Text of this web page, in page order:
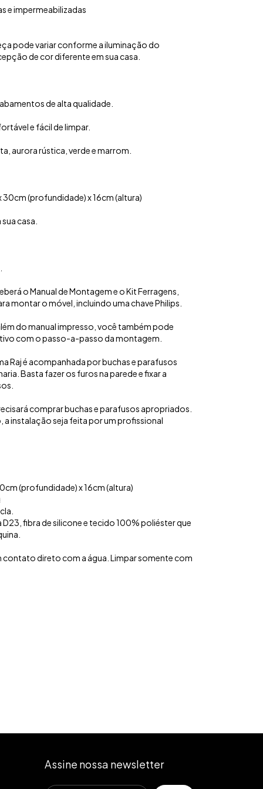
e impermeabilizadas
pode variar conforme a iluminação do
de cor diferente em sua casa.
de alta qualidade.
e fácil de limpar.
aurora rústica, verde e marrom.
(profundidade) x 16cm (altura)
casa.
o Manual de Montagem e o Kit Ferragens,
montar o móvel, incluindo uma chave Philips.
do manual impresso, você também pode
com o passo-a-passo da montagem.
Raj é acompanhada por buchas e parafusos
Basta fazer os furos na parede e fixar a
comprar buchas e parafusos apropriados.
a instalação seja feita por um profissional
(profundidade) x 16cm (altura)
fibra de silicone e tecido 100% poliéster que
contato direto com a água. Limpar somente com
Assine nossa newsletter